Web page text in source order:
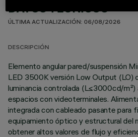
DATOS TÉCNICOS
ÚLTIMA ACTUALIZACIÓN: 06/08/2026
DESCRIPCIÓN
Elemento angular pared/suspensión
LED 3500K versión Low Output (LO)
luminancia controlada (L≤3000cd/m²)
espacios con videoterminales.
integrada con cableado pasante para
equipamiento óptico y estructural del
obtener altos valores de flujo y